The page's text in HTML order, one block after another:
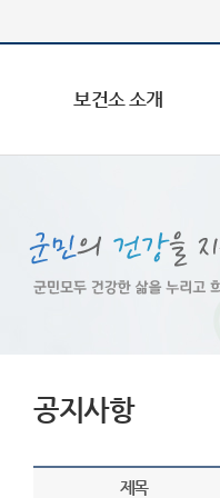
보건소 소개
공지사항
제목